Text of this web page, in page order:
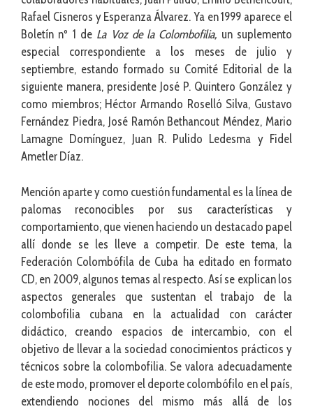
Rafael Cisneros y Esperanza Álvarez. Ya en 1999 aparece el
Boletín nº 1 de La Voz de la Colombofilia, un suplemento
especial correspondiente a los meses de julio y
septiembre, estando formado su Comité Editorial de la
siguiente manera, presidente José P. Quintero González y
como miembros; Héctor Armando Roselló Silva, Gustavo
Fernández Piedra, José Ramón Bethancout Méndez, Mario
Lamagne Domínguez, Juan R. Pulido Ledesma y Fidel
Ametler Díaz.
Mención aparte y como cuestión fundamental es la línea de
palomas reconocibles por sus características y
comportamiento, que vienen haciendo un destacado papel
allí donde se les lleve a competir. De este tema, la
Federación Colombófila de Cuba ha editado en formato
CD, en 2009, algunos temas al respecto. Así se explican los
aspectos generales que sustentan el trabajo de la
colombofilia cubana en la actualidad con carácter
didáctico, creando espacios de intercambio, con el
objetivo de llevar a la sociedad conocimientos prácticos y
técnicos sobre la colombofilia. Se valora adecuadamente
de este modo, promover el deporte colombófilo en el país,
extendiendo nociones del mismo más allá de los